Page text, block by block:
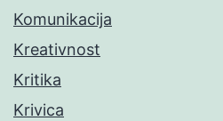
Komunikacija
Kreativnost
Kritika
Krivica